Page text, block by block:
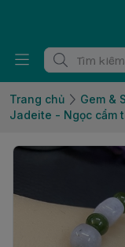
Trang chủ
Gem &
Jadeite - Ngọc cẩm